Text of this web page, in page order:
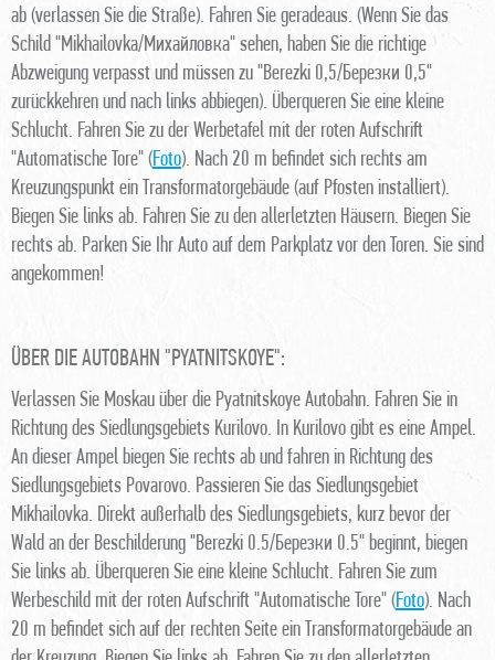
ab (verlassen Sie die Straße). Fahren Sie geradeaus. (Wenn Sie das
Schild "Mikhailovka/Михайловка" sehen, haben Sie die richtige
Abzweigung verpasst und müssen zu "Berezki 0,5/Березки 0,5"
zurückkehren und nach links abbiegen). Überqueren Sie eine kleine
Schlucht. Fahren Sie zu der Werbetafel mit der roten Aufschrift
"Automatische Tore" (Foto). Nach 20 m befindet sich rechts am
Kreuzungspunkt ein Transformatorgebäude (auf Pfosten installiert).
Biegen Sie links ab. Fahren Sie zu den allerletzten Häusern. Biegen Sie
rechts ab. Parken Sie Ihr Auto auf dem Parkplatz vor den Toren. Sie sind
angekommen!
ÜBER DIE AUTOBAHN "PYATNITSKOYE":
Verlassen Sie Moskau über die Pyatnitskoye Autobahn. Fahren Sie in
Richtung des Siedlungsgebiets Kurilovo. In Kurilovo gibt es eine Ampel.
An dieser Ampel biegen Sie rechts ab und fahren in Richtung des
Siedlungsgebiets Povarovo. Passieren Sie das Siedlungsgebiet
Mikhailovka. Direkt außerhalb des Siedlungsgebiets, kurz bevor der
Wald an der Beschilderung "Berezki 0.5/Березки 0.5" beginnt, biegen
Sie links ab. Überqueren Sie eine kleine Schlucht. Fahren Sie zum
Werbeschild mit der roten Aufschrift "Automatische Tore" (Foto). Nach
20 m befindet sich auf der rechten Seite ein Transformatorgebäude an